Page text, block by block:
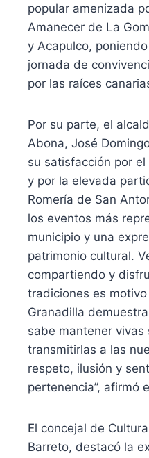
popular amenizada
Amanecer de La
y Acapulco,
jornada de
por las raíces
Por su parte, el
Abona, José
su satisfacción por
y por la elevada
Romería de San
los eventos más
municipio y una
patrimonio cultural.
compartiendo y
tradiciones es
Granadilla
sabe mantener vivas
transmitirlas a las
respeto, ilusión y
pertenencia”, afirmó
El concejal de
Barreto, destacó la